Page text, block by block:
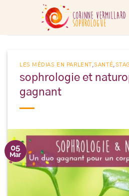
LES MÉDIAS EN PARLENT ,SANTÉ
sophrologie et
gagnant
05
Mar